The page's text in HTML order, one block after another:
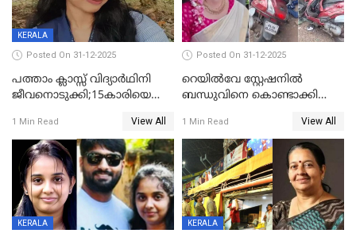
KERALA
Posted On 31-12-2025
പത്താം ക്ലാസ്സ് വിദ്യാര്‍ഥിനി
ജീവനൊടുക്കി;15കാരിയെ
കിടപ്പുമുറിയില്‍ തൂങ്ങി മരിച്ച
നിലയിൽ
1 Min Read View All
Posted On 31-12-2025
റെയിൽവേ സ്റ്റേഷനിൽ
ബന്ധുവിനെ കൊണ്ടാക്കി
ലോറി സ്കൂട്ടറിൽ ഇടിച്ചു :
യുവതിക്ക് ദാരുണാന്ത്യം
1 Min Read View All
KERALA KERALA